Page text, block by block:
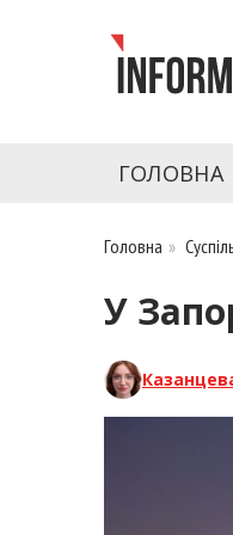
Запоріжжя
ГОЛОВНА
Головна »
У